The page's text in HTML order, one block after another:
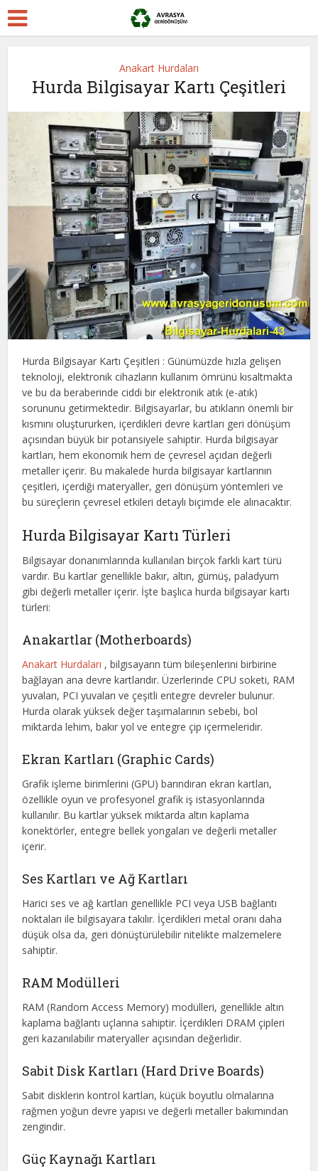
Anakart Hurdaları
Hurda Bilgisayar Kartı Çeşitleri
Hurda Bilgisayar Kartı Çeşitleri : Günümüzde hızla gelişen
teknoloji, elektronik cihazların kullanım ömrünü kısaltmakta
ve bu da beraberinde ciddi bir elektronik atık (e-atık)
sorununu getirmektedir. Bilgisayarlar, bu atıkların önemli bir
kısmını oluştururken, içerdikleri devre kartları geri dönüşüm
açısından büyük bir potansiyele sahiptir. Hurda bilgisayar
kartları, hem ekonomik hem de çevresel açıdan değerli
metaller içerir. Bu makalede hurda bilgisayar kartlarının
çeşitleri, içerdiği materyaller, geri dönüşüm yöntemleri ve
bu süreçlerin çevresel etkileri detaylı biçimde ele alınacaktır.
Hurda Bilgisayar Kartı Türleri
Bilgisayar donanımlarında kullanılan birçok farklı kart türü
vardır. Bu kartlar genellikle bakır, altın, gümüş, paladyum
gibi değerli metaller içerir. İşte başlıca hurda bilgisayar kartı
türleri:
Anakartlar (Motherboards)
Anakart Hurdaları , bilgisayarın tüm bileşenlerini birbirine
bağlayan ana devre kartlarıdır. Üzerlerinde CPU soketi, RAM
yuvaları, PCI yuvaları ve çeşitli entegre devreler bulunur.
Hurda olarak yüksek değer taşımalarının sebebi, bol
miktarda lehim, bakır yol ve entegre çip içermeleridir.
Ekran Kartları (Graphic Cards)
Grafik işleme birimlerini (GPU) barındıran ekran kartları,
özellikle oyun ve profesyonel grafik iş istasyonlarında
kullanılır. Bu kartlar yüksek miktarda altın kaplama
konektörler, entegre bellek yongaları ve değerli metaller
içerir.
Ses Kartları ve Ağ Kartları
Harici ses ve ağ kartları genellikle PCI veya USB bağlantı
noktaları ile bilgisayara takılır. İçerdikleri metal oranı daha
düşük olsa da, geri dönüştürülebilir nitelikte malzemelere
sahiptir.
RAM Modülleri
RAM (Random Access Memory) modülleri, genellikle altın
kaplama bağlantı uçlarına sahiptir. İçerdikleri DRAM çipleri
geri kazanılabilir materyaller açısından değerlidir.
Sabit Disk Kartları (Hard Drive Boards)
Sabit disklerin kontrol kartları, küçük boyutlu olmalarına
rağmen yoğun devre yapısı ve değerli metaller bakımından
zengindir.
Güç Kaynağı Kartları